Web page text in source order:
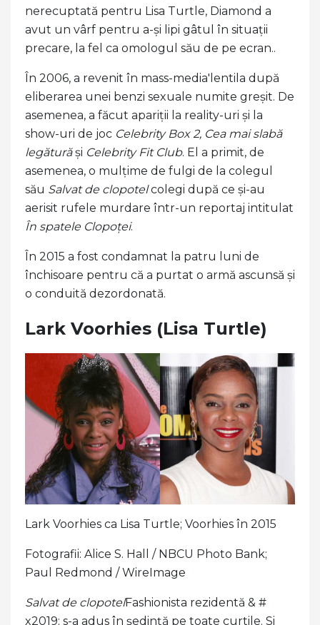
nerecuptată pentru Lisa Turtle, Diamond a
avut un vârf pentru a-și lipi gâtul în situații
precare, la fel ca omologul său de pe ecran..
În 2006, a revenit în mass-media'lentila după
eliberarea unei benzi sexuale numite greșit. De
asemenea, a făcut apariții la reality-uri și la
show-uri de joc Celebrity Box 2, Cea mai slabă
legăturăși Celebrity Fit Club. El a primit, de
asemenea, o mulțime de fulgi de la colegul
său Salvat de clopotelcolegi după ce și-au
aerisit rufele murdare într-un reportaj intitulat
În spatele Clopoței.
În 2015 a fost condamnat la patru luni de
închisoare pentru că a purtat o armă ascunsă și
o conduită dezordonată.
Lark Voorhies (Lisa Turtle)
Lark Voorhies ca Lisa Turtle; Voorhies în 2015
Fotografii: Alice S. Hall / NBCU Photo Bank;
Paul Redmond / WireImage
Salvat de clopotelFashionista rezidentă & #
x2019; s-a adus în ședință pe toate curtile. Si